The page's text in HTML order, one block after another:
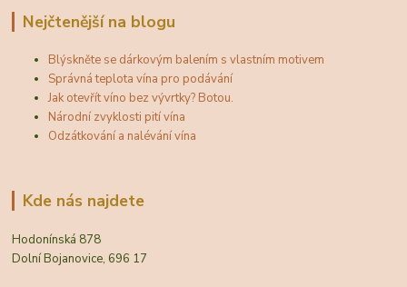
Nejčtenější na blogu
Blýskněte se dárkovým balením s vlastním motivem
Správná teplota vína pro podávání
Jak otevřít víno bez vývrtky? Botou.
Národní zvyklosti pití vína
Odzátkování a nalévání vína
Kde nás najdete
Hodonínská 878
Dolní Bojanovice, 696 17